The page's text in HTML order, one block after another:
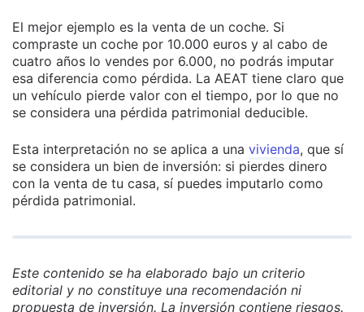
El mejor ejemplo es la venta de un coche. Si
compraste un coche por 10.000 euros y al cabo de
cuatro años lo vendes por 6.000, no podrás imputar
esa diferencia como pérdida. La AEAT tiene claro que
un vehículo pierde valor con el tiempo, por lo que no
se considera una pérdida patrimonial deducible.
Esta interpretación no se aplica a una vivienda, que sí
se considera un bien de inversión: si pierdes dinero
con la venta de tu casa, sí puedes imputarlo como
pérdida patrimonial.
Este contenido se ha elaborado bajo un criterio
editorial y no constituye una recomendación ni
propuesta de inversión. La inversión contiene riesgos.